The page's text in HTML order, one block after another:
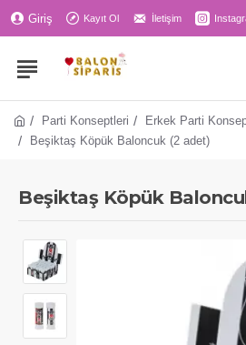
Giriş Kayıt Ol İletişim
Parti Konseptleri Erkek Parti
Beşiktaş Köpük Baloncuk (2 adet)
Beşiktaş Köpük